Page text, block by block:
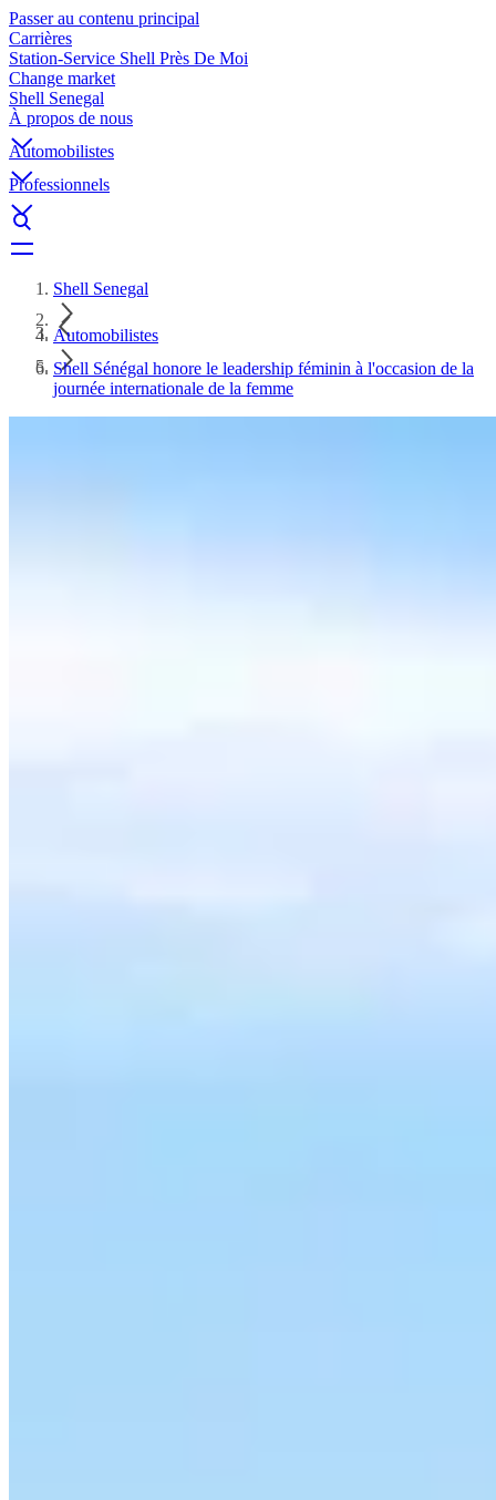
Passer au contenu principal
Carrières
Station-Service Shell Près De Moi
Change market
Shell Senegal
À propos de nous
Automobilistes
Professionnels
Shell Senegal
Automobilistes
Shell Sénégal honore le leadership féminin à l'occasion de la
journée internationale de la femme